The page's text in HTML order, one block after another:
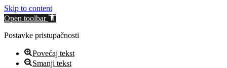
Skip to content
Open toolbar
Postavke pristupačnosti
Povećaj tekst
Smanji tekst